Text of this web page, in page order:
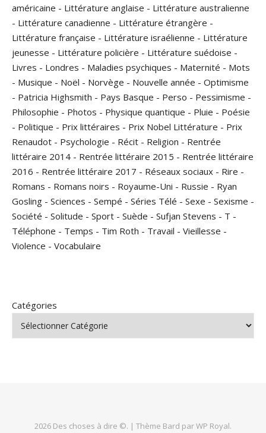
américaine - Littérature anglaise - Littérature australienne
- Littérature canadienne - Littérature étrangère -
Littérature française - Littérature israélienne - Littérature
jeunesse - Littérature policière - Littérature suédoise -
Livres - Londres - Maladies psychiques - Maternité - Mots
- Musique - Noël - Norvège - Nouvelle année - Optimisme
- Patricia Highsmith - Pays Basque - Perso - Pessimisme -
Philosophie - Photos - Physique quantique - Pluie - Poésie
- Politique - Prix littéraires - Prix Nobel Littérature - Prix
Renaudot - Psychologie - Récit - Religion - Rentrée
littéraire 2014 - Rentrée littéraire 2015 - Rentrée littéraire
2016 - Rentrée littéraire 2017 - Réseaux sociaux - Rire -
Romans - Romans noirs - Royaume-Uni - Russie - Ryan
Gosling - Sciences - Sempé - Séries Télé - Sexe - Sexisme -
Société - Solitude - Sport - Suède - Sufjan Stevens - T -
Téléphone - Temps - Tim Roth - Travail - Vieillesse -
Violence - Vocabulaire
Catégories
2026 Des choses à dire ©. | Thème Bard parWP Royal.